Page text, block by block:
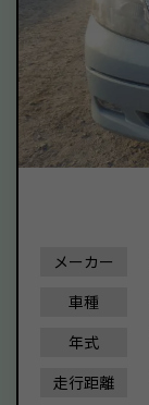
メーカー
車種
年式
走行距離